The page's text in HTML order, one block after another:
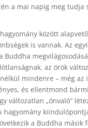
a mai napig meg tudja
között
is vannak. Az
Buddha
az örök
mindenre – még az
és ellentmond
változatlan „önvaló”
a Buddha másik